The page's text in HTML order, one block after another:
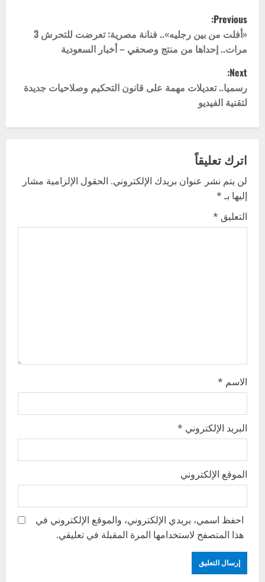
P
o
s
t
n
v
i
g
Previous:
«أفلت من بين رجليه».. فنانة مصرية: تعرضت للتحرش 3
مرات.. إحداها من منتج وصحفي – أخبار السعودية
Next:
رسميا.. تعديلات مهمة على قانون التحكيم وصلاحيات جديدة
لتقنية الفيديو
اترك تعليقاً
لن يتم نشر عنوان بريدك الإلكتروني. الحقول الإلزامية مشار
إليها بـ*
التعليق *
الاسم *
البريد الإلكتروني *
الموقع الإلكتروني
احفظ اسمي، بريدي الإلكتروني، والموقع الإلكتروني في
هذا المتصفح لاستخدامها المرة المقبلة في تعليقي.